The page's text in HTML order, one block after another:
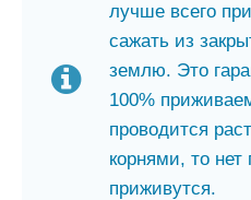
лучше всего
сажать из
землю. Это
100%
проводится
корнями, то нет
приживутся.